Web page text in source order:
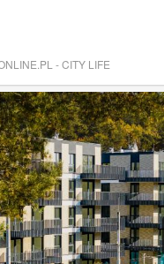
- CITY LIFE